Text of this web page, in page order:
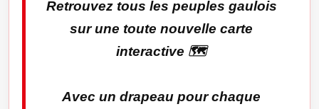
Retrouvez tous les peuples gaulois
sur une toute nouvelle carte
interactive 🗺️
Avec un drapeau pour chaque